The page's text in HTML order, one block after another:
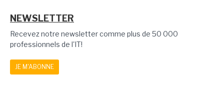
NEWSLETTER
Recevez notre newsletter comme plus de 50 000
professionnels de l'IT!
JE M'ABONNE